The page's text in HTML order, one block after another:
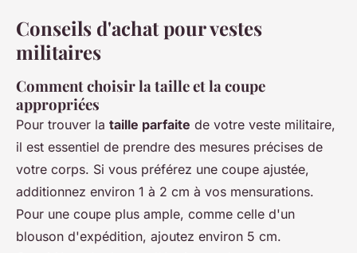
Conseils d'achat pour vestes
militaires
Comment choisir la taille et la coupe
appropriées
Pour trouver la taille parfaite de votre veste militaire,
il est essentiel de prendre des mesures précises de
votre corps. Si vous préférez une coupe ajustée,
additionnez environ 1 à 2 cm à vos mensurations.
Pour une coupe plus ample, comme celle d'un
blouson d'expédition, ajoutez environ 5 cm.